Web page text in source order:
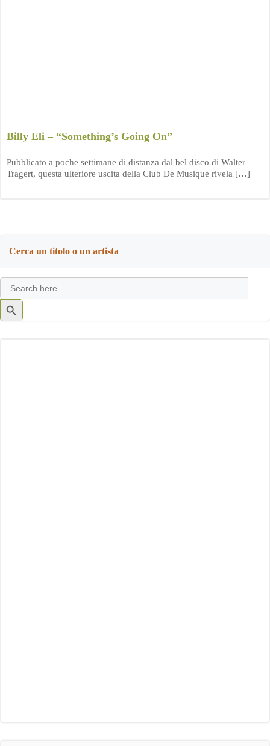
Billy Eli – “Something’s Going On”
Pubblicato a poche settimane di distanza dal bel disco di Walter
Tragert, questa ulteriore uscita della Club De Musique rivela […]
Cerca un titolo o un artista
Search
for:
Search
Button